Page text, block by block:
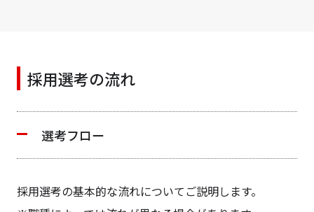
採用選考の流れ
選考フロー
採用選考の基本的な流れについてご説明します。